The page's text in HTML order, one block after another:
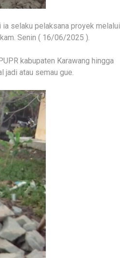
selaku pelaksana proyek melalui
Senin ( 16/06/2025 ).
kabupaten Karawang hingga
jadi atau semau gue.